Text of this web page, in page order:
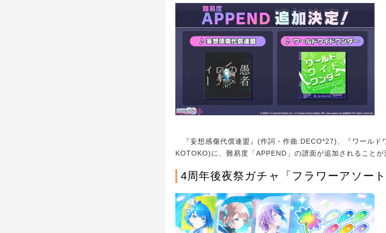
『妄想感傷代償連盟』(作詞・作曲:DECO*27)、『ワールド
KOTOKO)に、難易度「APPEND」の譜面が追加されることが
4周年後夜祭ガチャ「フラワーアソー